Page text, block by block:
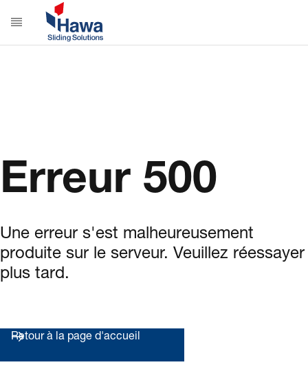
Erreur 500
Une erreur s'est malheureusement
produite sur le serveur. Veuillez réessayer
plus tard.
Retour à la page d'accueil